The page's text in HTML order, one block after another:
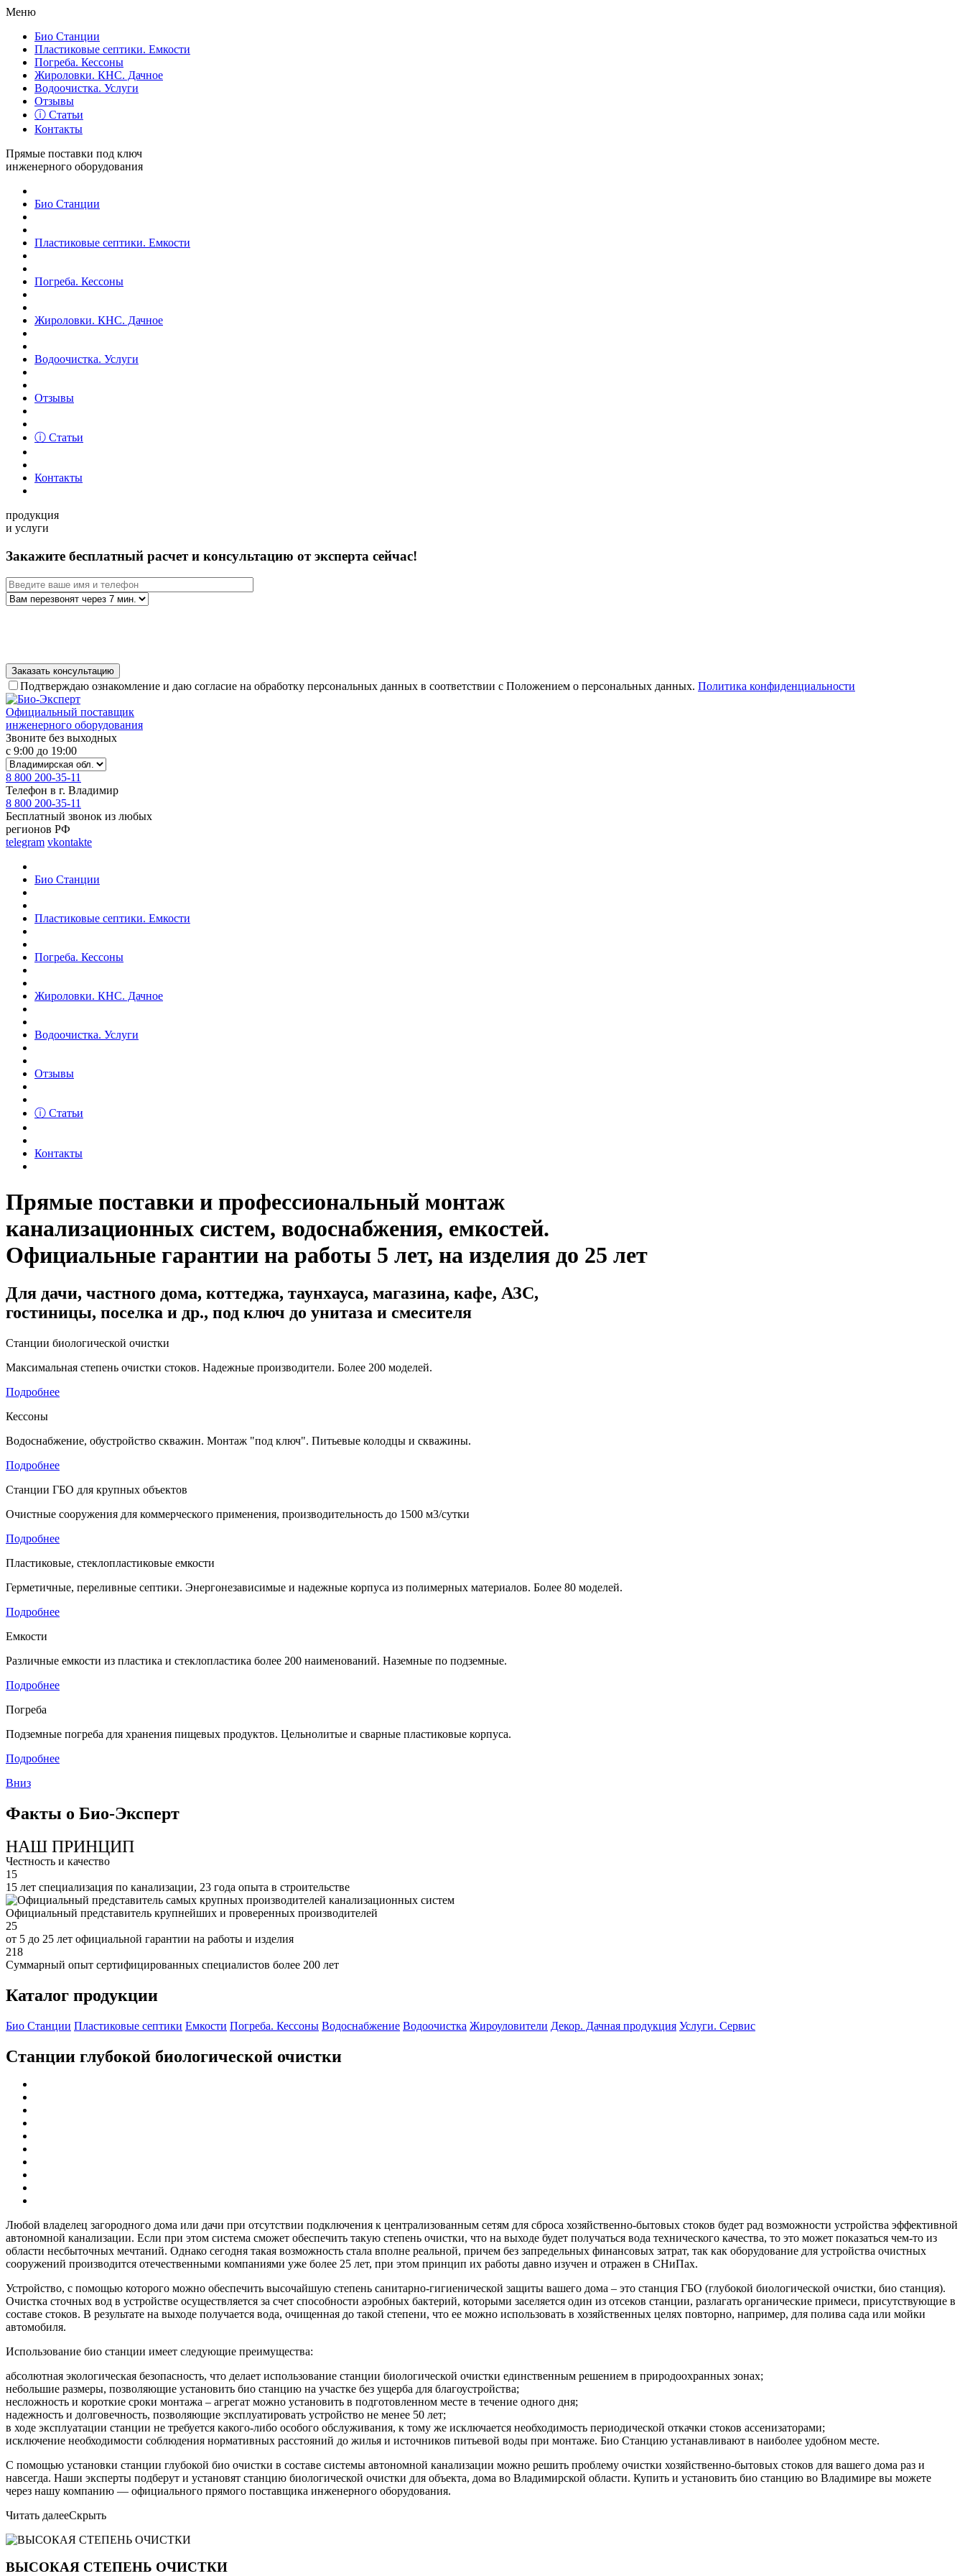
Меню
Био Станции
Пластиковые септики. Емкости
Погреба. Кессоны
Жироловки. КНС. Дачное
Водоочистка. Услуги
Отзывы
ⓘ Статьи
Контакты
Прямые поставки под ключ
инженерного оборудования
Био Станции
Пластиковые септики. Емкости
Погреба. Кессоны
Жироловки. КНС. Дачное
Водоочистка. Услуги
Отзывы
ⓘ Статьи
Контакты
продукция
и услуги
Закажите бесплатный расчет и консультацию от эксперта сейчас!
Подтверждаю ознакомление и даю согласие на обработку персональных данных в соответствии с Положением о персональных данных. Политика конфиденциальности
Официальный поставщик
инженерного оборудования
Звоните без выходных
с 9:00 до 19:00
8 800 200-35-11
Телефон в г. Владимир
8 800 200-35-11
Бесплатный звонок из любых
регионов РФ
telegram vkontakte
Био Станции
Пластиковые септики. Емкости
Погреба. Кессоны
Жироловки. КНС. Дачное
Водоочистка. Услуги
Отзывы
ⓘ Статьи
Контакты
Прямые поставки и профессиональный монтаж
канализационных систем, водоснабжения, емкостей.
Официальные гарантии на работы 5 лет, на изделия до 25 лет
Для дачи, частного дома, коттеджа, таунхауса, магазина, кафе, АЗС,
гостиницы, поселка и др., под ключ до унитаза и смесителя
Станции биологической очистки
Максимальная степень очистки стоков. Надежные производители. Более 200 моделей.
Подробнее
Кессоны
Водоснабжение, обустройство скважин. Монтаж "под ключ". Питьевые колодцы и скважины.
Подробнее
Станции ГБО для крупных объектов
Очистные сооружения для коммерческого применения, производительность до 1500 м3/сутки
Подробнее
Пластиковые, стеклопластиковые емкости
Герметичные, переливные септики. Энергонезависимые и надежные корпуса из полимерных материалов. Более 80 моделей.
Подробнее
Емкости
Различные емкости из пластика и стеклопластика более 200 наименований. Наземные по подземные.
Подробнее
Погреба
Подземные погреба для хранения пищевых продуктов. Цельнолитые и сварные пластиковые корпуса.
Подробнее
Вниз
Факты о Био-Эксперт
НАШ ПРИНЦИП
Честность и качество
15
15 лет специализация по канализации, 23 года опыта в строительстве
Официальный представитель крупнейших и проверенных производителей
25
от 5 до 25 лет официальной гарантии на работы и изделия
218
Суммарный опыт сертифицированных специалистов более 200 лет
Каталог продукции
Био Станции Пластиковые септики Емкости Погреба. Кессоны Водоснабжение Водоочистка Жироуловители Декор. Дачная продукция Услуги. Сервис
Станции глубокой биологической очистки
Любой владелец загородного дома или дачи при отсутствии подключения к централизованным сетям для сброса хозяйственно-бытовых стоков будет рад возможности устройства эффективной
автономной канализации. Если при этом система сможет обеспечить такую степень очистки, что на выходе будет получаться вода технического качества, то это может показаться чем-то из
области несбыточных мечтаний. Однако сегодня такая возможность стала вполне реальной, причем без запредельных финансовых затрат, так как оборудование для устройства очистных
сооружений производится отечественными компаниями уже более 25 лет, при этом принцип их работы давно изучен и отражен в СНиПах.
Устройство, с помощью которого можно обеспечить высочайшую степень санитарно-гигиенической защиты вашего дома – это станция ГБО (глубокой биологической очистки, био станция).
Очистка сточных вод в устройстве осуществляется за счет способности аэробных бактерий, которыми заселяется один из отсеков станции, разлагать органические примеси, присутствующие в
составе стоков. В результате на выходе получается вода, очищенная до такой степени, что ее можно использовать в хозяйственных целях повторно, например, для полива сада или мойки
автомобиля.
Использование био станции имеет следующие преимущества:
абсолютная экологическая безопасность, что делает использование станции биологической очистки единственным решением в природоохранных зонах;
небольшие размеры, позволяющие установить био станцию на участке без ущерба для благоустройства;
несложность и короткие сроки монтажа – агрегат можно установить в подготовленном месте в течение одного дня;
надежность и долговечность, позволяющие эксплуатировать устройство не менее 50 лет;
в ходе эксплуатации станции не требуется какого-либо особого обслуживания, к тому же исключается необходимость периодической откачки стоков ассенизаторами;
исключение необходимости соблюдения нормативных расстояний до жилья и источников питьевой воды при монтаже. Био Станцию устанавливают в наиболее удобном месте.
С помощью установки станции глубокой био очистки в составе системы автономной канализации можно решить проблему очистки хозяйственно-бытовых стоков для вашего дома раз и
навсегда. Наши эксперты подберут и установят станцию биологической очистки для объекта, дома во Владимирской области. Купить и установить био станцию во Владимире вы можете
через нашу компанию — официального прямого поставщика инженерного оборудования.
Читать далееСкрыть
ВЫСОКАЯ СТЕПЕНЬ ОЧИСТКИ